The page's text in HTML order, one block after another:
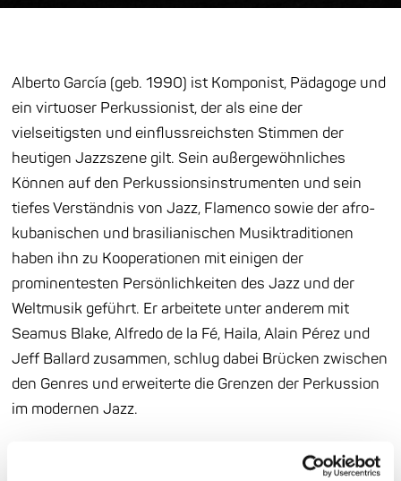
Alberto García (geb. 1990) ist Komponist, Pädagoge und
ein virtuoser Perkussionist, der als eine der
vielseitigsten und einflussreichsten Stimmen der
heutigen Jazzszene gilt. Sein außergewöhnliches
Können auf den Perkussionsinstrumenten und sein
tiefes Verständnis von Jazz, Flamenco sowie der afro-
kubanischen und brasilianischen Musiktraditionen
haben ihn zu Kooperationen mit einigen der
prominentesten Persönlichkeiten des Jazz und der
Weltmusik geführt. Er arbeitete unter anderem mit
Seamus Blake, Alfredo de la Fé, Haila, Alain Pérez und
Jeff Ballard zusammen, schlug dabei Brücken zwischen
den Genres und erweiterte die Grenzen der Perkussion
im modernen Jazz.
Mit Alberto García begrüßt die Hochschule ihren neuen